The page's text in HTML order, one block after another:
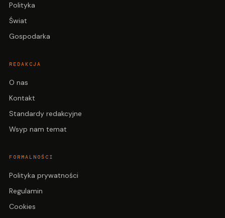
Polityka
Świat
Gospodarka
REDAKCJA
O nas
Kontakt
Standardy redakcyjne
Wsyp nam temat
FORMALNOŚCI
Polityka prywatności
Regulamin
Cookies